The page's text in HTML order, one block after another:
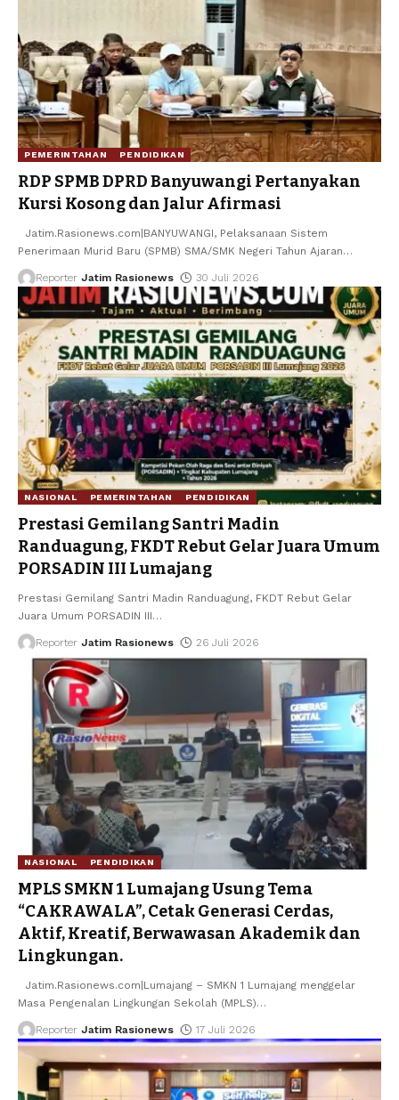
PEMERINTAHAN PENDIDIKAN
RDP SPMB DPRD Banyuwangi Pertanyakan
Kursi Kosong dan Jalur Afirmasi
Jatim.Rasionews.com|BANYUWANGI, Pelaksanaan Sistem
Penerimaan Murid Baru (SPMB) SMA/SMK Negeri Tahun Ajaran…
Reporter Jatim Rasionews 30 Juli 2026
NASIONAL PEMERINTAHAN PENDIDIKAN
Prestasi Gemilang Santri Madin
Randuagung, FKDT Rebut Gelar Juara Umum
PORSADIN III Lumajang
Prestasi Gemilang Santri Madin Randuagung, FKDT Rebut Gelar
Juara Umum PORSADIN III…
Reporter Jatim Rasionews 26 Juli 2026
NASIONAL PENDIDIKAN
MPLS SMKN 1 Lumajang Usung Tema
“CAKRAWALA”, Cetak Generasi Cerdas,
Aktif, Kreatif, Berwawasan Akademik dan
Lingkungan.
Jatim.Rasionews.com|Lumajang – SMKN 1 Lumajang menggelar
Masa Pengenalan Lingkungan Sekolah (MPLS)…
Reporter Jatim Rasionews 17 Juli 2026